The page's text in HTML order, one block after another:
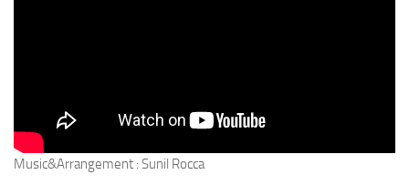
Music&Arrangement : Sunil Rocca